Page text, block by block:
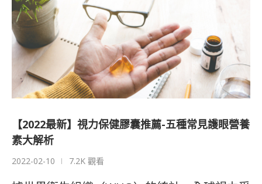
【2022最新】視力保健膠囊推薦-五種常見護眼營養
素大解析
2022-02-10 7.2K 觀看